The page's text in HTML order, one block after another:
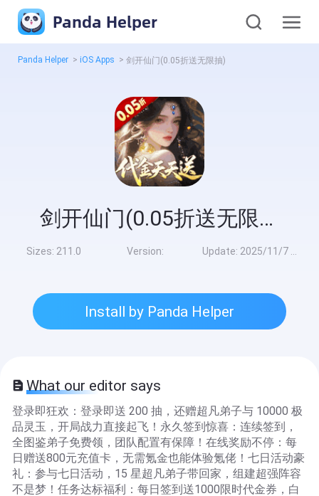
Panda Helper
Panda Helper > iOS Apps > 剑开仙门(0.05折送无限抽)
剑开仙门(0.05折送无限抽)
Sizes: 211.0 Version: Update: 2025/11/7 9:00:00
Install by Panda Helper
What our editor says
登录即狂欢：登录即送 200 抽，还赠超凡弟子与 10000 极
品灵玉，开局战力直接起飞！​ 永久签到惊喜：连续签到，
全图鉴弟子免费领，团队配置有保障！​ 在线奖励不停：每
日赠送800元充值卡，无需氪金也能体验氪佬！​ 七日活动豪
礼：参与七日活动，15 星超凡弟子带回家，组建超强阵容
不是梦！​ 任务达标福利：每日签到送1000限时代金券，白